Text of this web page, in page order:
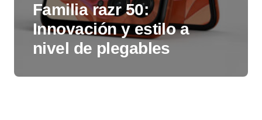
Familia razr 50:
Innovación y estilo a
nivel de plegables